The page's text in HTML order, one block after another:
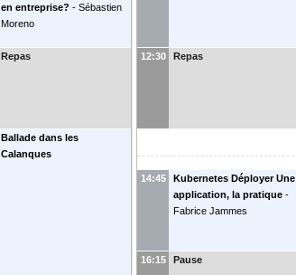
en entreprise? - Sébastien
Moreno
Repas
Ballade dans les
Calanques
12:30 Repas
14:45
Kubernetes Déployer Une
application, la pratique -
Fabrice Jammes
16:15 Pause